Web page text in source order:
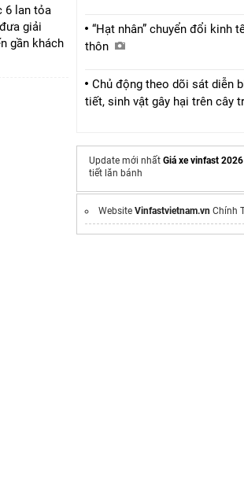
6 lan tỏa
giải
gần khách
“Hạt nhân” chuyển đổi kinh
thôn
Chủ động theo dõi sát diễn
tiết, sinh vật gây hại trên cây
Update mới nhất Giá xe vinfast 2026
tiết lăn bánh
Website Vinfastvietnam.vn Chính